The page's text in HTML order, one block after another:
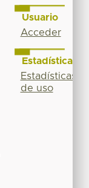
Usuario
Acceder
Estadísticas
Estadísticas
de uso